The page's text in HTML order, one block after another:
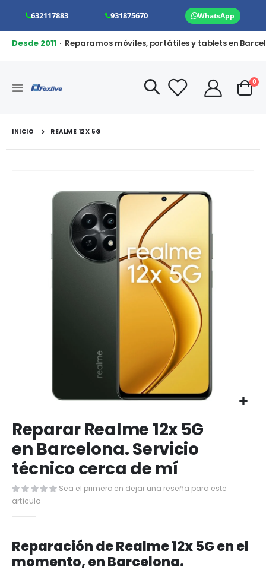
632117883 931875670 WhatsApp
Desde 2011· Reparamos móviles, portátiles y tablets en
Toggle
Cart
0
INICIO REALME 12X 5G
al
comienzo
de
la
galería
de
imágenes
Reparar Realme 12x 5G
en Barcelona. Servicio
técnico cerca de mí
Sea el primero en dejar una reseña para este
artículo
Reparación de Realme 12x 5G en el
momento, en Barcelona.